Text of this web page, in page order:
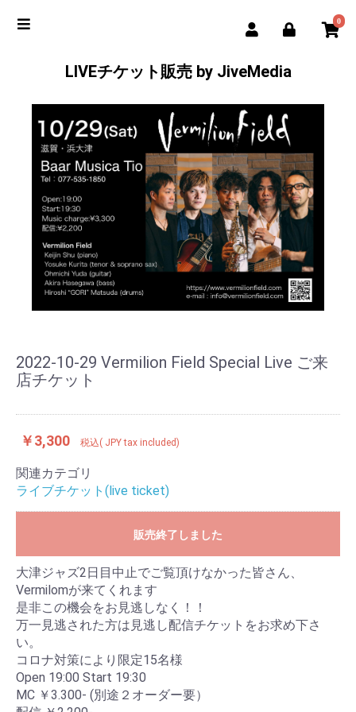
0
LIVEチケット販売 by JiveMedia
2022-10-29 Vermilion Field Special Live ご来
店チケット
￥3,300 税込( JPY tax included)
関連カテゴリ
ライブチケット(live ticket)
販売終了しました
お買い物を続ける（continue shopping）
大津ジャズ2日目中止でご覧頂けなかった皆さん、
Vermilomが来てくれます
是非この機会をお見逃しなく！！
万一見逃された方は見逃し配信チケットをお求め下さ
い。
コロナ対策により限定15名様
Open 19:00 Start 19:30
MC ￥3.300- (別途２オーダー要）